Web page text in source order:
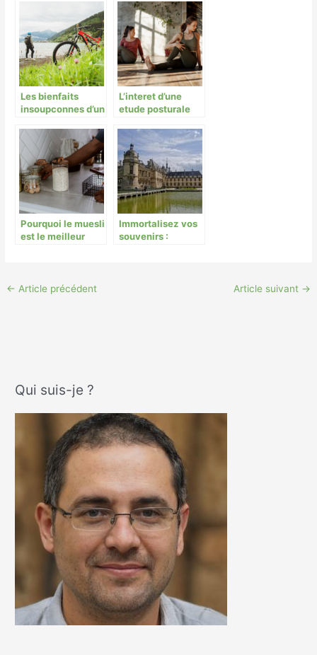
l’accrocher sans
risque ?
Les bienfaits
insoupconnes d’un
L’interet d’une
etude posturale
optimal
Pourquoi le muesli
est le meilleur
Immortalisez vos
souvenirs :
← Article précédent Article suivant →
Qui suis-je ?